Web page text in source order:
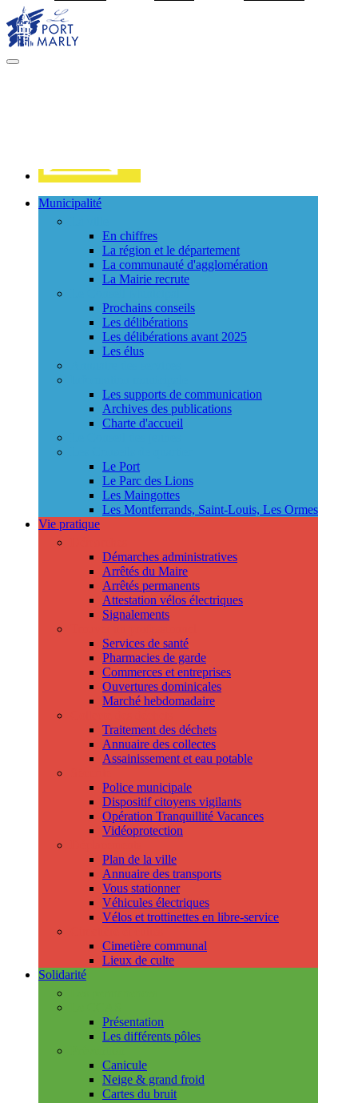
MENU
Municipalité
En chiffres
La région et le département
La communauté d'agglomération
La Mairie recrute
Prochains conseils
Les délibérations
Les délibérations avant 2025
Les élus
Les supports de communication
Archives des publications
Charte d'accueil
Le Port
Le Parc des Lions
Les Maingottes
Les Montferrands, Saint-Louis, Les Ormes
Vie pratique
Démarches administratives
Arrêtés du Maire
Arrêtés permanents
Attestation vélos électriques
Signalements
Services de santé
Pharmacies de garde
Commerces et entreprises
Ouvertures dominicales
Marché hebdomadaire
Traitement des déchets
Annuaire des collectes
Assainissement et eau potable
Police municipale
Dispositif citoyens vigilants
Opération Tranquillité Vacances
Vidéoprotection
Plan de la ville
Annuaire des transports
Vous stationner
Véhicules électriques
Vélos et trottinettes en libre-service
Cimetière communal
Lieux de culte
Solidarité
Présentation
Les différents pôles
Canicule
Neige & grand froid
Cartes du bruit